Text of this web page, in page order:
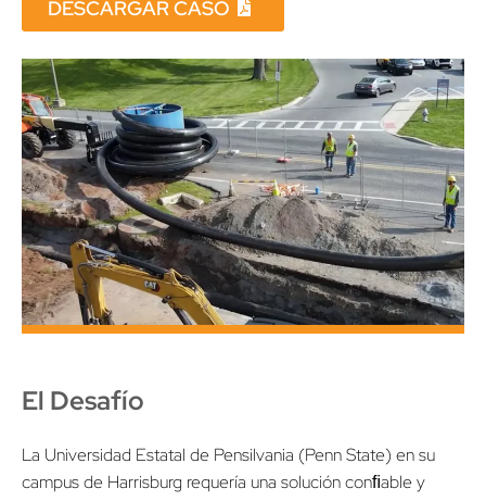
DESCARGAR CASO
El Desafío
La Universidad Estatal de Pensilvania (Penn State) en su
campus de Harrisburg requería una solución conﬁable y